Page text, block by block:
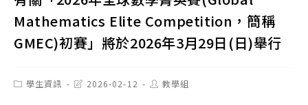
Mathematics Elite Competition，簡稱
GMEC)初賽」將於2026年3月29日(日)舉行
Post學生資訊
Post2026-02-12
Post教學組